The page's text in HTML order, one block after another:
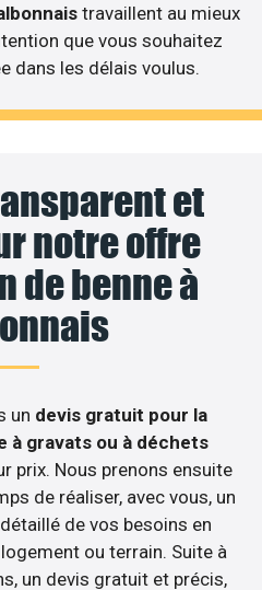
travaillent au mieux
que vous souhaitez
dans les délais voulus.
et
notre offre
de benne à
un devis gratuit pour la
à gravats ou à déchets
prix. Nous prenons ensuite
de réaliser, avec vous, un
de vos besoins en
ou terrain. Suite à
un devis gratuit et précis,